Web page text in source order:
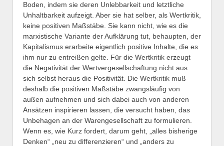
Boden, indem sie deren Unlebbarkeit und letztliche
Unhaltbarkeit aufzeigt. Aber sie hat selber, als Wertkritik,
keine positiven Maßstäbe. Sie kann nicht, wie es die
marxistische Variante der Aufklärung tut, behaupten, der
Kapitalismus erarbeite eigentlich positive Inhalte, die es
ihm nur zu entreißen gelte. Für die Wertkritik erzeugt
die Negativität der Wertvergesellschaftung nicht aus
sich selbst heraus die Positivität. Die Wertkritik muß
deshalb die positiven Maßstäbe zwangsläufig von
außen aufnehmen und sich dabei auch von anderen
Ansätzen inspirieren lassen, die versucht haben, das
Unbehagen an der Warengesellschaft zu formulieren.
Wenn es, wie Kurz fordert, darum geht, „alles bisherige
Denken“ „neu zu differenzieren“ und „anders zu